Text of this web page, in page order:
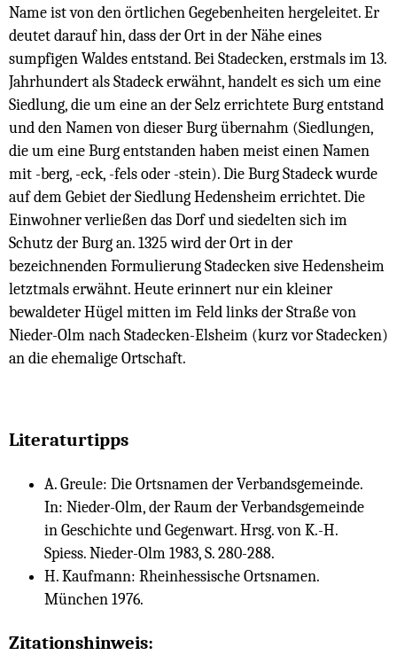
Name ist von den örtlichen Gegebenheiten hergeleitet. Er
deutet darauf hin, dass der Ort in der Nähe eines
sumpfigen Waldes entstand. Bei Stadecken, erstmals im 13.
Jahrhundert als Stadeck erwähnt, handelt es sich um eine
Siedlung, die um eine an der Selz errichtete Burg entstand
und den Namen von dieser Burg übernahm (Siedlungen,
die um eine Burg entstanden haben meist einen Namen
mit -berg, -eck, -fels oder -stein). Die Burg Stadeck wurde
auf dem Gebiet der Siedlung Hedensheim errichtet. Die
Einwohner verließen das Dorf und siedelten sich im
Schutz der Burg an. 1325 wird der Ort in der
bezeichnenden Formulierung Stadecken sive Hedensheim
letztmals erwähnt. Heute erinnert nur ein kleiner
bewaldeter Hügel mitten im Feld links der Straße von
Nieder-Olm nach Stadecken-Elsheim (kurz vor Stadecken)
an die ehemalige Ortschaft.
Literaturtipps
A. Greule: Die Ortsnamen der Verbandsgemeinde.
In: Nieder-Olm, der Raum der Verbandsgemeinde
in Geschichte und Gegenwart. Hrsg. von K.-H.
Spiess. Nieder-Olm 1983, S. 280-288.
H. Kaufmann: Rheinhessische Ortsnamen.
München 1976.
Zitationshinweis: